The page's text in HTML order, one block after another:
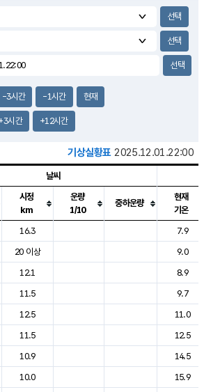
2.2m/s
-3시간 -1시간 현재
시간 +12시간
기상실황표 2025.12.01.22:00
, 날씨, 기온, 강수, 바람, 기압등을 안내한 표입
날씨
시정
km
운량
1/10
중하운량
현재
기온
16.3
7.9
20 이상
9.0
12.1
8.9
11.5
9.7
12.5
11.0
11.5
12.5
10.9
14.5
10.0
15.9